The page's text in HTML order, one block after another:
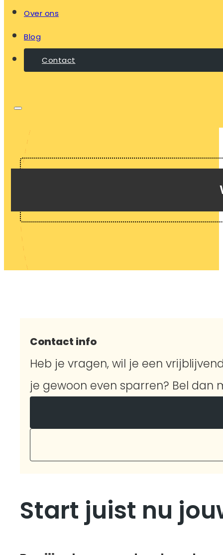
Over ons
Blog
Contact
Contact info
Heb je vragen, wil je een
je gewoon even sparren? Bel dan
Start juist nu